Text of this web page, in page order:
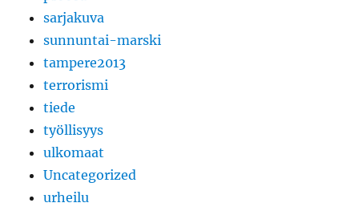
sarjakuva
sunnuntai-marski
tampere2013
terrorismi
tiede
työllisyys
ulkomaat
Uncategorized
urheilu